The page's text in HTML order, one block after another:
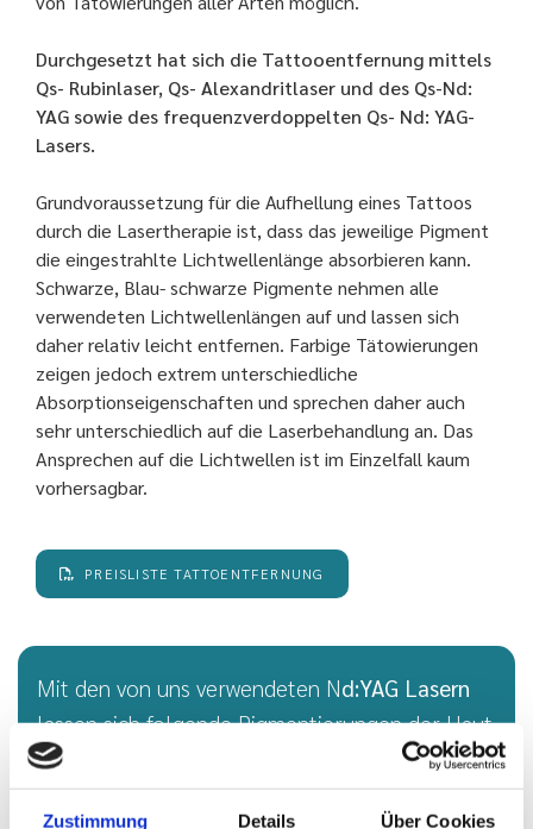
Zustimmung Details Über Cookies
Durchgesetzt hat sich die Tattooentfernung mittels
Qs- Rubinlaser, Qs- Alexandritlaser und des Qs-Nd:
YAG sowie des frequenzverdoppelten Qs- Nd: YAG-
Lasers.
Grundvoraussetzung für die Aufhellung eines Tattoos
durch die Lasertherapie ist, dass das jeweilige Pigment
die eingestrahlte Lichtwellenlänge absorbieren kann.
Schwarze, Blau- schwarze Pigmente nehmen alle
verwendeten Lichtwellenlängen auf und lassen sich
daher relativ leicht entfernen. Farbige Tätowierungen
zeigen jedoch extrem unterschiedliche
Absorptionseigenschaften und sprechen daher auch
sehr unterschiedlich auf die Laserbehandlung an. Das
Ansprechen auf die Lichtwellen ist im Einzelfall kaum
vorhersagbar.
PREISLISTE TATTOENTFERNUNG
Mit den von uns verwendeten Nd:YAG Lasern
lassen sich folgende Pigmentierungen der Haut
entfernen: